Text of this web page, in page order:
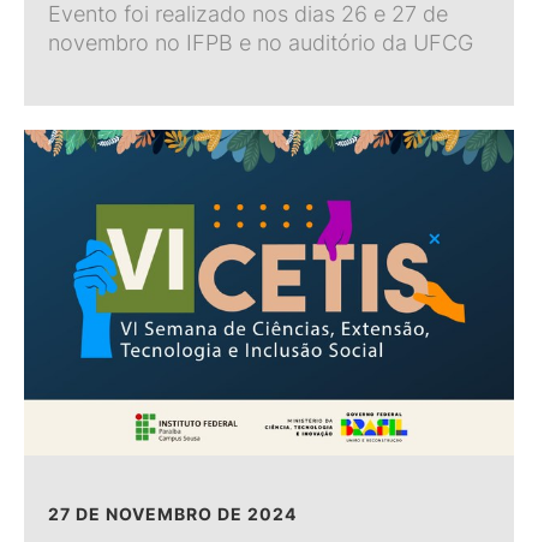
Evento foi realizado nos dias 26 e 27 de
novembro no IFPB e no auditório da UFCG
27 DE NOVEMBRO DE 2024